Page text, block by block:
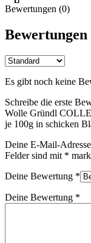
Bewertungen (0)
Bewertungen
Es gibt noch keine
Schreibe die erste
Wolle Gründl
je 100g in schicken
Deine E-Mail-
Felder sind mit *
Deine Bewertung *
Deine Bewertung *